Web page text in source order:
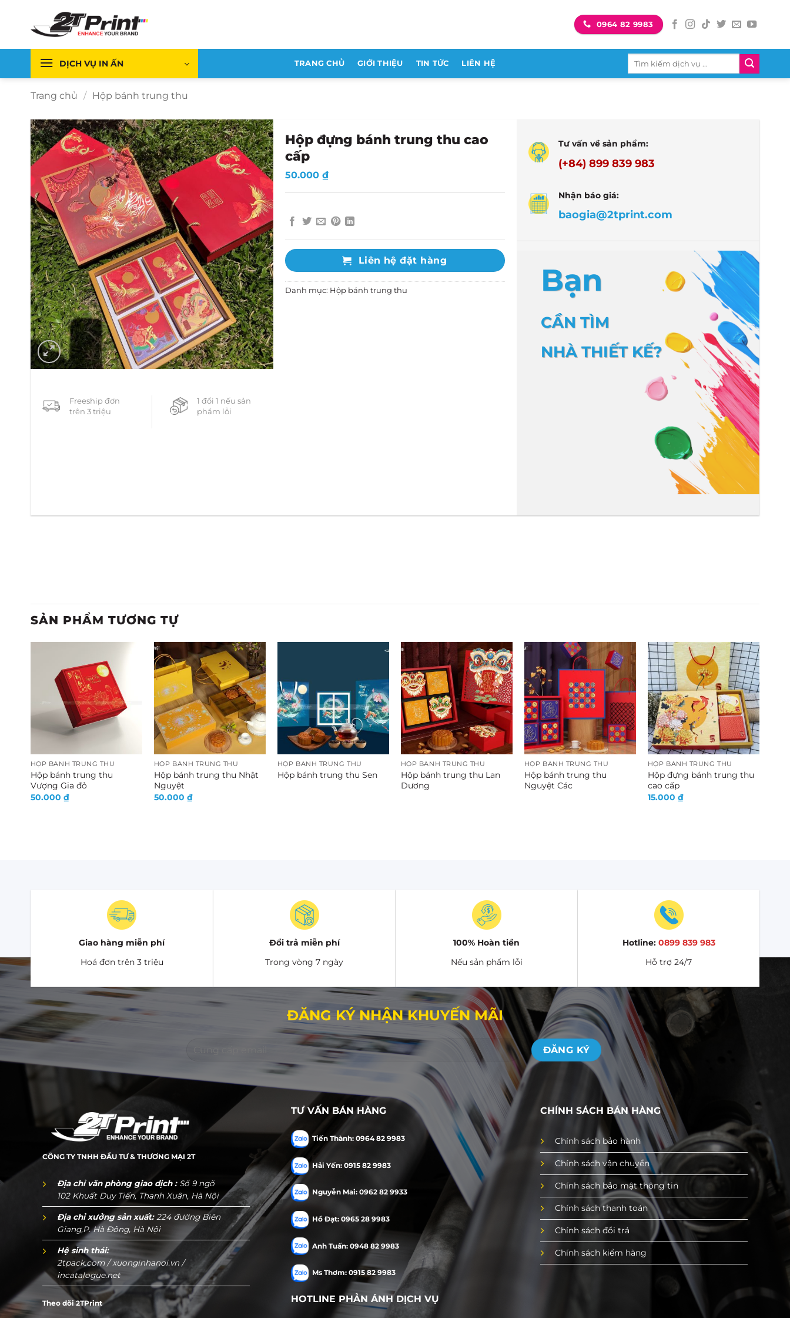
dung
0964 82 9983
DỊCH VỤ IN ẤN TRANG CHỦ GIỚI THIỆU TIN TỨC LIÊN HỆ
Tìm
Trang chủ / Hộp bánh trung thu
Freeship đơn
trên 3 triệu
1 đổi 1 nếu sản
phẩm lỗi
Hộp đựng bánh trung thu cao
cấp
50.000₫
Liên hệ đặt hàng
Danh mục: Hộp bánh trung thu
Tư vấn về sản phẩm:
(+84) 899 839 983
Nhận báo giá:
baogia@2tprint.com
Bạn
CẦN TÌM
NHÀ THIẾT KẾ?
SẢN PHẨM TƯƠNG TỰ
HỘP BÁNH TRUNG THU
Hộp bánh trung thu
Vượng Gia đỏ
50.000 ₫
HỘP BÁNH TRUNG THU
Hộp bánh trung thu Nhật
Nguyệt
50.000 ₫
HỘP BÁNH TRUNG THU
Hộp bánh trung thu Sen
HỘP BÁNH TRUNG THU
Hộp bánh trung thu Lan
Dương
HỘP BÁNH TRUNG THU
Hộp bánh trung thu
Nguyệt Các
HỘP BÁNH TRUNG THU
Hộp đựng bánh trung thu
cao cấp
15.000 ₫
Giao hàng miễn phí
Hoá đơn trên 3 triệu
Đổi trả miễn phí
Trong vòng 7 ngày
100% Hoàn tiền
Nếu sản phẩm lỗi
Hotline: 0899 839 983
Hỗ trợ 24/7
ĐĂNG KÝ NHẬN KHUYẾN MÃI
CÔNG TY TNHH ĐẦU TƯ & THƯƠNG MẠI 2T
Địa chỉ văn phòng giao dịch :Số 9 ngõ
102 Khuất Duy Tiến, Thanh Xuân, Hà Nội
Địa chỉ xưởng sản xuất:224 đường Biên
Giang,P. Hà Đông, Hà Nội
Hệ sinh thái:
2tpack.com /xuonginhanoi.vn /
incatalogue.net
Theo dõi 2TPrint
TƯ VẤN BÁN HÀNG
Tiến Thành: 0964 82 9983
Hải Yến: 0915 82 9983
Nguyễn Mai: 0962 82 9933
Hồ Đạt: 0965 28 9983
Anh Tuấn: 0948 82 9983
Ms Thơm: 0915 82 9983
HOTLINE PHẢN ÁNH DỊCH VỤ
CHÍNH SÁCH BÁN HÀNG
Chính sách bảo hành
Chính sách vận chuyển
Chính sách bảo mật thông tin
Chính sách thanh toán
Chính sách đổi trả
Chính sách kiểm hàng